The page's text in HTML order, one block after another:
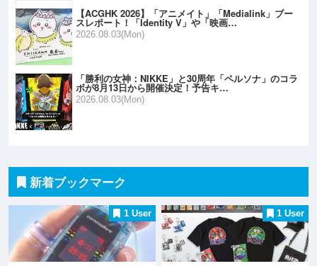
【ACGHK 2026】「アニメイト」「Medialink」ブー
スレポート！「Identity V」や「映画…
2026.08.03(Mon)
「勝利の女神：NIKKE」と30周年「ペルソナ」のコラ
ボが8月13日から開催決定！予告キ…
2026.08.03(Mon)
新着ブックマーク
1 User 1 User